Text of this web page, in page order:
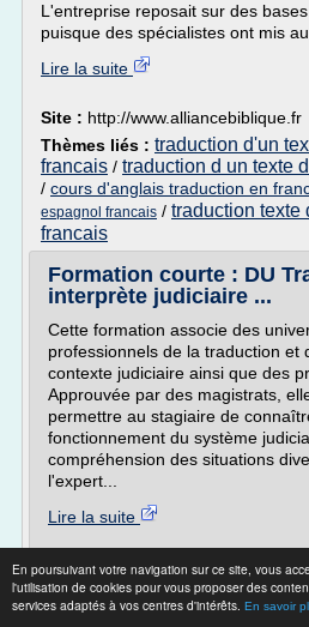
En poursuivant votre navigation sur ce site, vous
l'utilisation de cookies pour vous proposer des
services adaptés à vos centres d'intérêts. En savoir
L'entreprise reposait sur des
puisque des spécialistes ont mis
Lire la suite
Site : http://www.alliancebiblique.fr
Thèmes liés : traduction d'un
francais / traduction d un texte
/ cours d'anglais traduction en
espagnol francais / traduction texte
francais
Formation courte : DU
interprète judiciaire ...
Cette formation associe des
professionnels de la traduction et
contexte judiciaire ainsi que des
Approuvée par des magistrats,
permettre au stagiaire de
fonctionnement du système
compréhension des situations
l'expert...
Lire la suite
Site :http://
Thèmes liés : traducteur interprete
interprete judiciaire / cour d'appel de